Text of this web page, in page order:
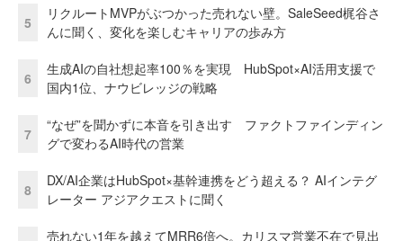
5
リクルートMVPがぶつかった売れない壁。SaleSeed梶谷さ
んに聞く、変化を楽しむキャリアの歩み方
6
生成AIの自社想起率100％を実現 HubSpot×AI活用支援で
国内1位、ナウビレッジの戦略
7
“なぜ”を聞かずに本音を引き出す ファクトファインディン
グで変わるAI時代の営業
8
DX/AI企業はHubSpot×基幹連携をどう超える？ AIインテグ
レーター アジアクエストに聞く
売れない1年を越えてMRR6倍へ。カリスマ営業不在で見出